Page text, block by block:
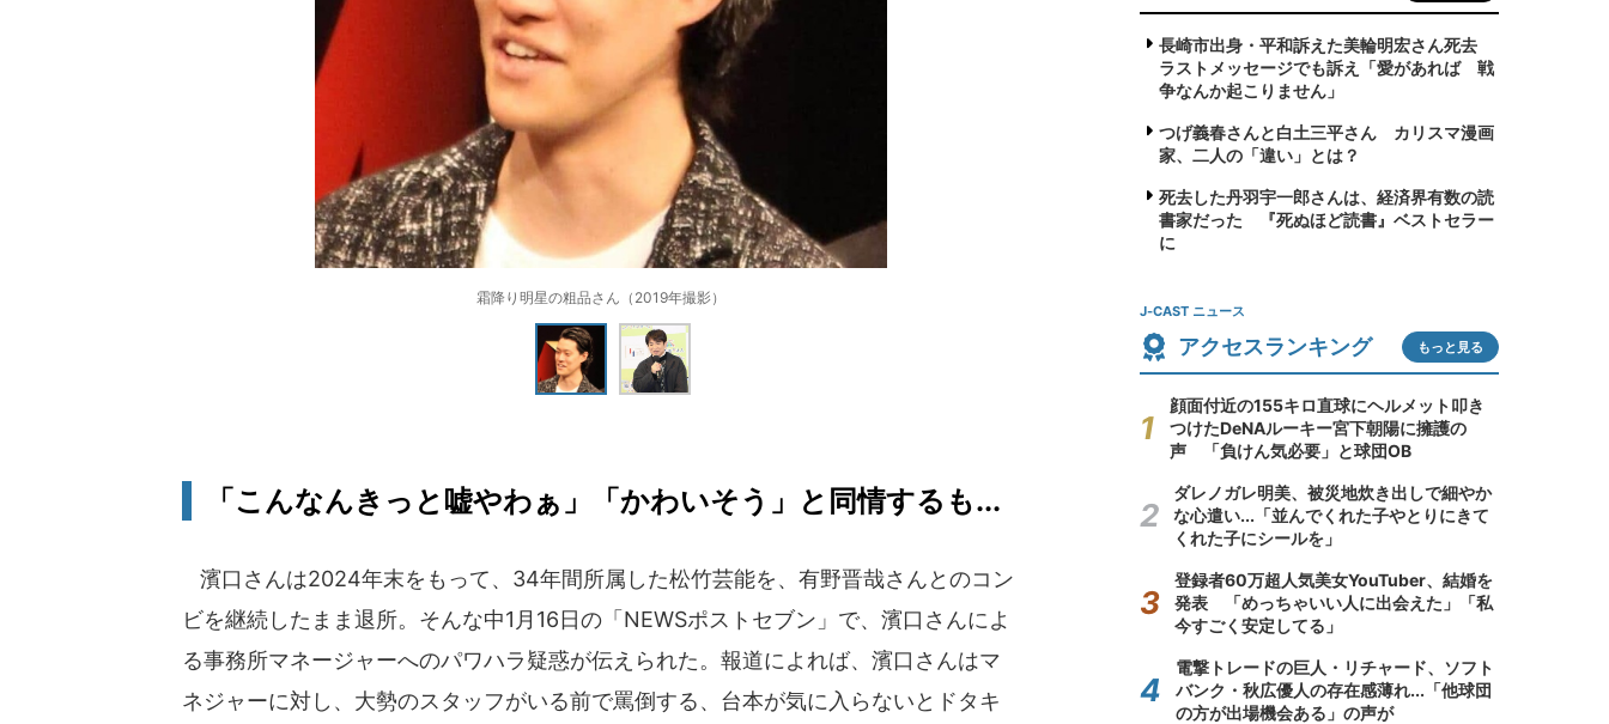
霜降り明星の粗品さん（2019年撮影）
「こんなんきっと嘘やわぁ」「かわいそう」と同情するも...
濱口さんは2024年末をもって、34年間所属した松竹芸能を、有野晋哉さんとのコン
ビを継続したまま退所。そんな中1月16日の「NEWSポストセブン」で、濱口さんによ
る事務所マネージャーへのパワハラ疑惑が伝えられた。報道によれば、濱口さんはマ
ネジャーに対し、大勢のスタッフがいる前で罵倒する、台本が気に入らないとドタキ
長崎市出身・平和訴えた美輪明宏さん死去
ラストメッセージでも訴え「愛があれば 戦
争なんか起こりません」
つげ義春さんと白土三平さん カリスマ漫画
家、二人の「違い」とは？
死去した丹羽宇一郎さんは、経済界有数の読
書家だった 『死ぬほど読書』ベストセラー
に
J-CAST ニュース
アクセスランキング もっと見る
顔面付近の155キロ直球にヘルメット叩き
つけたDeNAルーキー宮下朝陽に擁護の
声 「負けん気必要」と球団OB
ダレノガレ明美、被災地炊き出しで細やか
な心遣い...「並んでくれた子やとりにきて
くれた子にシールを」
登録者60万超人気美女YouTuber、結婚を
発表 「めっちゃいい人に出会えた」「私
今すごく安定してる」
電撃トレードの巨人・リチャード、ソフト
バンク・秋広優人の存在感薄れ...「他球団
の方が出場機会ある」の声が